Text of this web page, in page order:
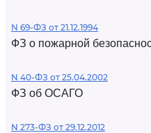
N 69-ФЗ от 21.12.1994
ФЗ о пожарной
N 40-ФЗ от 25.04.2002
ФЗ об ОСАГО
N 273-ФЗ от 29.12.2012